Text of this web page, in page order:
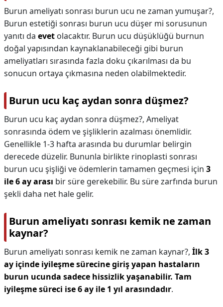
Burun ameliyatı sonrası burun ucu ne zaman yumuşar?,
Burun estetiği sonrası burun ucu düşer mi sorusunun
yanıtı da evet olacaktır. Burun ucu düşüklüğü burnun
doğal yapısından kaynaklanabileceği gibi burun
ameliyatları sırasında fazla doku çıkarılması da bu
sonucun ortaya çıkmasına neden olabilmektedir.
Burun ucu kaç aydan sonra düşmez?
Burun ucu kaç aydan sonra düşmez?, Ameliyat
sonrasında ödem ve şişliklerin azalması önemlidir.
Genellikle 1-3 hafta arasında bu durumlar belirgin
derecede düzelir. Bununla birlikte rinoplasti sonrası
burun ucu şişliği ve ödemlerin tamamen geçmesi için 3
ile 6 ay arası bir süre gerekebilir. Bu süre zarfında burun
şekli daha net hale gelir.
Burun ameliyatı sonrası kemik ne zaman
kaynar?
Burun ameliyatı sonrası kemik ne zaman kaynar?, İlk 3
ay içinde iyileşme sürecine giriş yapan hastaların
burun ucunda sadece hissizlik yaşanabilir. Tam
iyileşme süreci ise 6 ay ile 1 yıl arasındadır.